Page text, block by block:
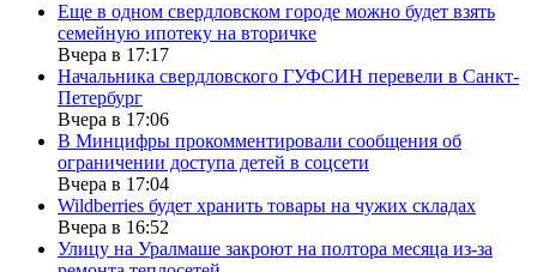
Еще в одном свердловском городе можно будет взять
семейную ипотеку на вторичке
Вчера в 17:17
Начальника свердловского ГУФСИН перевели в Санкт-
Петербург
Вчера в 17:06
В Минцифры прокомментировали сообщения об
ограничении доступа детей в соцсети
Вчера в 17:04
Wildberries будет хранить товары на чужих складах
Вчера в 16:52
Улицу на Уралмаше закроют на полтора месяца из-за